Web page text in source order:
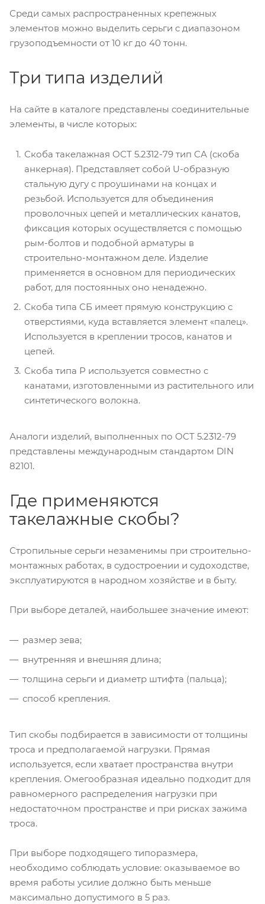
Среди самых распространенных крепежных
элементов можно выделить серьги с диапазоном
грузоподъемности от 10 кг до 40 тонн.
Три типа изделий
На сайте в каталоге представлены соединительные
элементы, в числе которых:
Скоба такелажная ОСТ 5.2312-79 тип СА (скоба
анкерная). Представляет собой U-образную
стальную дугу с проушинами на концах и
резьбой. Используется для объединения
проволочных цепей и металлических канатов,
фиксация которых осуществляется с помощью
рым-болтов и подобной арматуры в
строительно-монтажном деле. Изделие
применяется в основном для периодических
работ, для постоянных оно ненадежно.
Скоба типа СБ имеет прямую конструкцию с
отверстиями, куда вставляется элемент «палец».
Используется в креплении тросов, канатов и
цепей.
Скоба типа Р используется совместно с
канатами, изготовленными из растительного или
синтетического волокна.
Аналоги изделий, выполненных по ОСТ 5.2312-79
представлены международным стандартом DIN
82101.
Где применяются
такелажные скобы?
Стропильные серьги незаменимы при строительно-
монтажных работах, в судостроении и судоходстве,
эксплуатируются в народном хозяйстве и в быту.
При выборе деталей, наибольшее значение имеют:
размер зева;
внутренняя и внешняя длина;
толщина серьги и диаметр штифта (пальца);
способ крепления.
Тип скобы подбирается в зависимости от толщины
троса и предполагаемой нагрузки. Прямая
используется, если хватает пространства внутри
крепления. Омегообразная идеально подходит для
равномерного распределения нагрузки при
недостаточном пространстве и при рисках зажима
троса.
При выборе подходящего типоразмера,
необходимо соблюдать условие: оказываемое во
время работы усилие должно быть меньше
максимально допустимого в 5 раз.